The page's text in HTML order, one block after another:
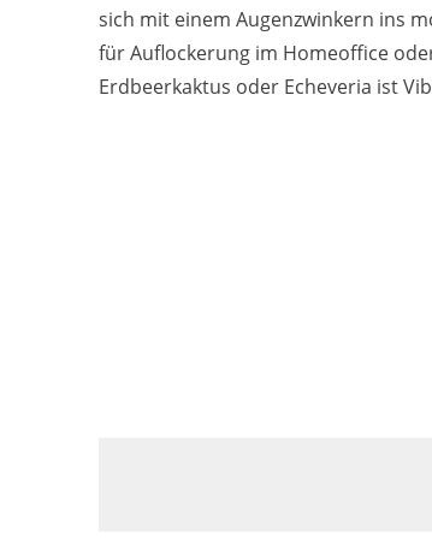
sich mit einem Augenzwinkern ins
für Auflockerung im Homeoffice
Erdbeerkaktus oder Echeveria ist